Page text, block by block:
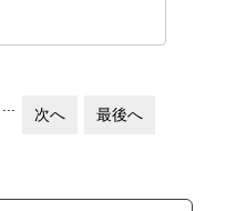
... 次へ 最後へ